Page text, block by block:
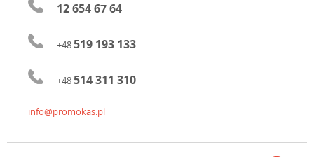
12 654 67 64
+48519 193 133
+48514 311 310
info@promokas.pl